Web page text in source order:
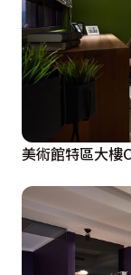
美術館特區大樓